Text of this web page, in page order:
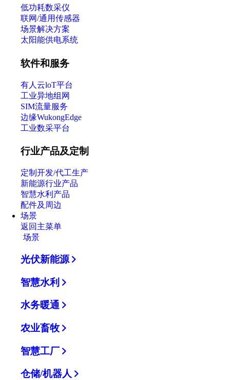
低功耗数采仪
联网/通用传感器
场景解决方案
太阳能供电系统
软件和服务
有人云loT平台
工业异地组网
SIM流量服务
边缘WukongEdge
工业数采平台
行业产品及定制
定制开发/代工生产
新能源行业产品
智慧水利产品
配件及周边
场景
返回主菜单
场景
光伏新能源
智慧水利
水务暖通
农业畜牧
智慧工厂
仓储/机器人